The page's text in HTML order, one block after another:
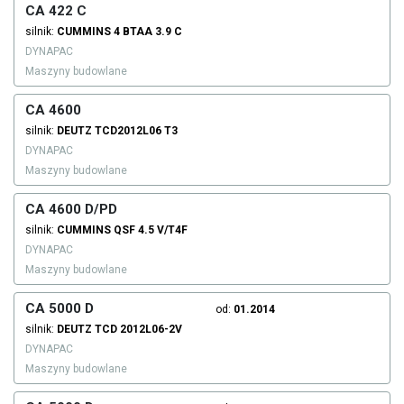
CA 422 C
silnik: CUMMINS 4 BTAA 3.9 C
DYNAPAC
Maszyny budowlane
CA 4600
silnik: DEUTZ TCD2012L06 T3
DYNAPAC
Maszyny budowlane
CA 4600 D/PD
silnik: CUMMINS QSF 4.5 V/T4F
DYNAPAC
Maszyny budowlane
CA 5000 D od: 01.2014
silnik: DEUTZ TCD 2012L06-2V
DYNAPAC
Maszyny budowlane